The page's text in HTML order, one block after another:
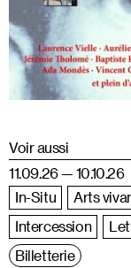
Voir aussi
11.09.26 — 10.10.26
In-Situ
Arts
Intercession
Billetterie